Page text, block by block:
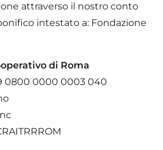
attraverso il nostro conto
intestato a: Fondazione
di Roma
0800 0000 0003 040